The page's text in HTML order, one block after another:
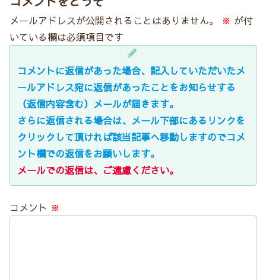
メールアドレスが公開されることはありません。 ※ が付
いている欄は必須項目です
コメントに返信があった場合、記入していただいたメ
ールアドレス宛に返信があったことをお知らせする
（返信内容含む）メールが届きます。
さらに返信される場合は、メール下部にあるリンクを
クリックして頂ければ該当記事へ移動しますのでコメ
ント欄での返信をお願いします。
メールでの返信は、ご遠慮ください。
コメント ※